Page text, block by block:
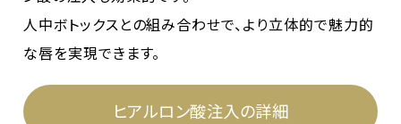
人中ボトックスとの組み合わせで、より立体的で魅力的
な唇を実現できます。
ヒアルロン酸注入の詳細